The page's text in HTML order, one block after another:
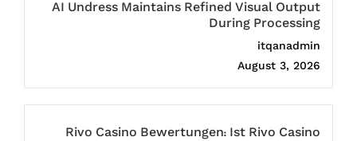
AI Undress Maintains Refined Visual Output
During Processing
itqanadmin
August 3, 2026
Rivo Casino Bewertungen: Ist Rivo Casino